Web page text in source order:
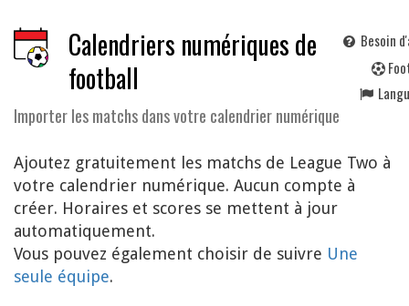
Calendriers numériques de
football
Importer les matchs dans votre calendrier numérique
Besoin
F
Ajoutez gratuitement les matchs de League Two à
votre calendrier numérique. Aucun compte à
créer. Horaires et scores se mettent à jour
automatiquement.
Vous pouvez également choisir de suivre Une
seule équipe.